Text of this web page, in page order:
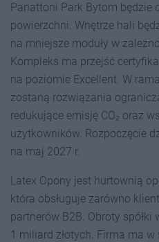
Panattoni Park Bytom będzie
powierzchni. Wnętrze hali
na mniejsze moduły w
Kompleks ma przejść
na poziomie Excellent. W
zostaną rozwiązania
redukujące emisję CO₂ oraz
użytkowników. Rozpoczęcie
na maj 2027 r.
Latex Opony jest hurtownią
która obsługuje zarówno
partnerów B2B. Obroty spółki
1 miliard złotych. Firma ma